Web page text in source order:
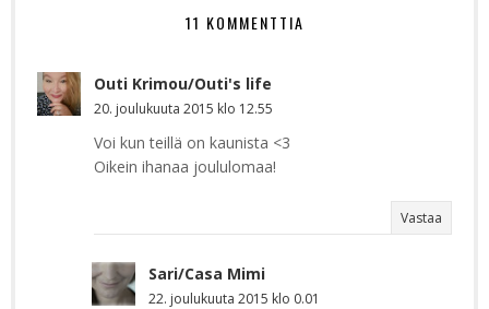
11 KOMMENTTIA
Outi Krimou/Outi's life
20. joulukuuta 2015 klo 12.55
Voi kun teillä on kaunista <3
Oikein ihanaa joululomaa!
Vastaa
Sari/Casa Mimi
22. joulukuuta 2015 klo 0.01